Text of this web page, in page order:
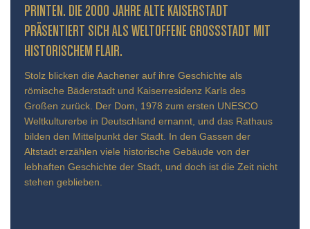
INTEN. DIE 2000 JAHRE ALTE KAISERSTADT PR
ÄSENTIERT SICH ALS WELTOFFENE GROSSSTADT MIT HIS
TORISCHEM FLAIR.
Stolz blicken die Aachener auf ihre Geschichte als
römische Bäderstadt und Kaiserresidenz Karls des
Großen zurück. Der Dom, 1978 zum ersten UNESCO
Weltkulturerbe in Deutschland ernannt, und das Rathaus
bilden den Mittelpunkt der Stadt. In den Gassen der
Altstadt erzählen viele historische Gebäude von der
lebhaften Geschichte der Stadt, und doch ist die Zeit nicht
stehen geblieben.